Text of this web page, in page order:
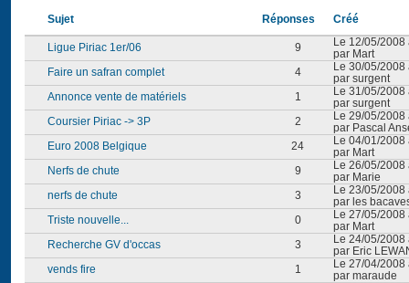
Sujet Réponses Créé
Ligue Piriac 1er/06 9
Le 12/05/2008
par Mart
Faire un safran complet
4
Le 30/05/2008
par surgent
Annonce vente de matériels
1
Le 31/05/2008
par surgent
Coursier Piriac -> 3P
2
Le 29/05/2008
par Pascal
Euro 2008 Belgique
24
Le 04/01/2008
par Mart
Nerfs de chute
9
Le 26/05/2008
par Marie
nerfs de chute
3
Le 23/05/2008
par les
Triste nouvelle...
0
Le 27/05/2008
par Mart
Recherche GV d'occas
3
Le 24/05/2008
par Eric
vends fire
1
Le 27/04/2008
par maraude